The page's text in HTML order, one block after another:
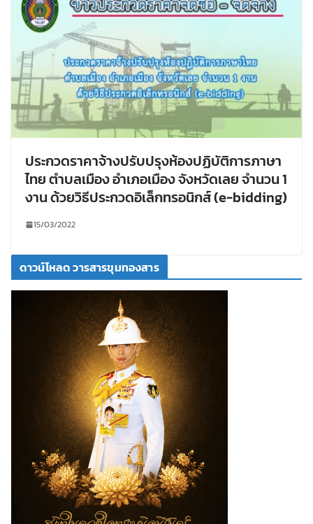
ประกวดราคาจ้างปรับปรุงห้องปฏิบัติการภาษา
ไทย ตำบลเมือง อำเภอเมือง จังหวัดเลย จำนวน 1
งาน ด้วยวิธีประกวดอิเล็กทรอนิกส์ (e-bidding)
15/03/2022
ดาวน์โหลด วารสารขุมทองสาร